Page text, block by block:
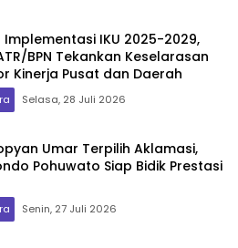
Implementasi IKU 2025-2029,
BPN Tekankan Keselarasan
Kinerja Pusat dan Daerah
Selasa, 28 Juli 2026
Umar Terpilih Aklamasi,
Pohuwato Siap Bidik Prestasi
Senin, 27 Juli 2026